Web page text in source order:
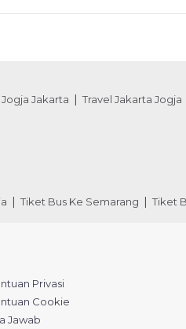
Jogja Jakarta Travel Jakarta Jogja
Tiket Bus Ke Semarang
Tiket
Privasi
Cookie
Jawab